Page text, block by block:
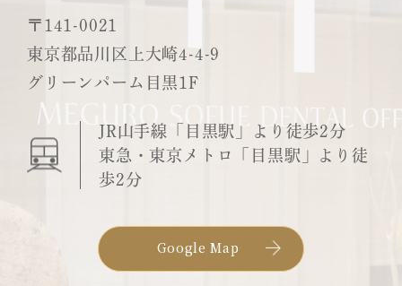
〒141-0021
東京都品川区上大崎4-4-9
グリーンパーム目黒1F
JR山手線「目黒駅」より徒歩2分
東急・東京メトロ「目黒駅」より徒
歩2分
Google Map